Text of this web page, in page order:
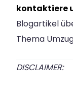
kontaktiere
Blogartikel
Thema
DISCLAIMER: